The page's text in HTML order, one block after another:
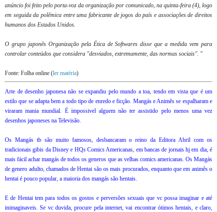
anúncio foi feito pelo porta-voz da organização por comunicado, na quinta-feira (4), logo
em seguida da polêmica entre uma fabricante de jogos do país e associações de direitos
humanos dos Estados Unidos.
O grupo japonês Organização pela Ética de Softwares disse que a medida vem para
controlar conteúdos que considera "desviados, extremamente, das normas sociais". "
Fonte: Folha online (ler matéria)
Arte de desenho japonesa não se expandiu pelo mundo a toa, tendo em vista que é um
estilo que se adapta bem a todo tipo de enredo e ficção. Mangás e Animês se espalharam e
viraram mania mundial. É impossivel alguem não ter assistido pelo menos uma vez
desenhos japoneses na Televisão.
Os Mangás tb são muito famosos, desbancaram o reino da Editora Abril com os
tradicionais gibis da Disney e HQs Comics Americanas, em bancas de jornais hj em dia, é
mais fácil achar mangás de todos os generos que as velhas comics americanas. Os Mangás
de genero adulto, chamados de Hentai são os mais procurados, enquanto que em animês o
hentai é pouco popular, a maioria dos mangás são hentais.
E de Hentai tem para todos os gostos e perversões sexuais que vc possa imaginar e até
inimaginaveis. Se vc duvida, procure pela internet, vai encontrar ótimos hentais, e claro,